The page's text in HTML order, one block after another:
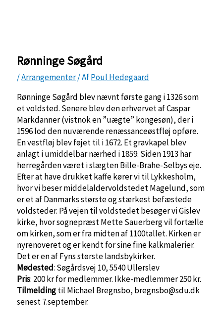
Rønninge Søgård
/Arrangementer/ AfPoul Hedegaard
Rønninge Søgård blev nævnt første gang i 1326 som
et voldsted. Senere blev den erhvervet af Caspar
Markdanner (vistnok en ”uægte” kongesøn), der i
1596 lod den nuværende renæssanceøstfløj opføre.
En vestfløj blev føjet til i 1672. Et gravkapel blev
anlagt i umiddelbar nærhed i 1859. Siden 1913 har
herregården været i slægten Bille-Brahe-Selbys eje.
Efter at have drukket kaffe kører vi til Lykkesholm,
hvor vi beser middelaldervoldstedet Magelund, som
er et af Danmarks største og stærkest befæstede
voldsteder. På vejen til voldstedet besøger vi Gislev
kirke, hvor sognepræst Mette Sauerberg vil fortælle
om kirken, som er fra midten af 1100tallet. Kirken er
nyrenoveret og er kendt for sine fine kalkmalerier.
Det er en af Fyns største landsbykirker.
Mødested: Søgårdsvej 10, 5540 Ullerslev
Pris: 200 kr for medlemmer. Ikke-medlemmer 250 kr.
Tilmeldingtil Michael Bregnsbo, bregnsbo@sdu.dk
senest 7.september.